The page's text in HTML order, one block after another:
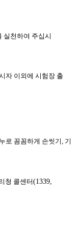
실천하여 주십시
자 이외에 시험장 출
로 꼼꼼하게 손씻기, 기
청 콜센터(1339,